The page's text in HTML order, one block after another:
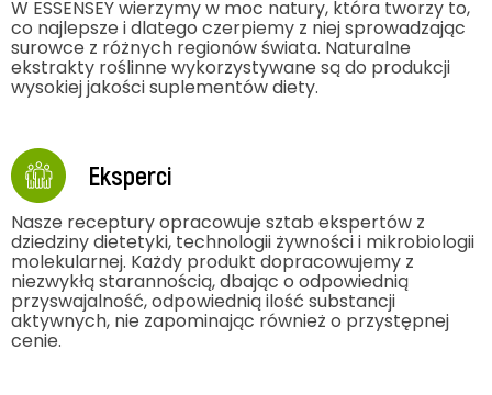
W ESSENSEY wierzymy w moc natury, która tworzy to,
co najlepsze i dlatego czerpiemy z niej sprowadzając
surowce z różnych regionów świata. Naturalne
ekstrakty roślinne wykorzystywane są do produkcji
wysokiej jakości suplementów diety.
Eksperci
Nasze receptury opracowuje sztab ekspertów z
dziedziny dietetyki, technologii żywności i mikrobiologii
molekularnej. Każdy produkt dopracowujemy z
niezwykłą starannością, dbając o odpowiednią
przyswajalność, odpowiednią ilość substancji
aktywnych, nie zapominając również o przystępnej
cenie.